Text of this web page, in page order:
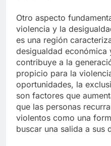
Otro aspecto
violencia y la
es una región
desigualdad económica
contribuye a la
propicio para la
oportunidades, la
son factores que
que las personas
violentos como una
buscar una salida a sus